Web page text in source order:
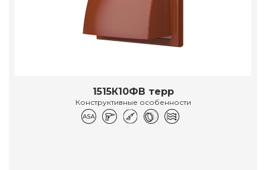
1515К10ФВ терр
Конструктивные особенности